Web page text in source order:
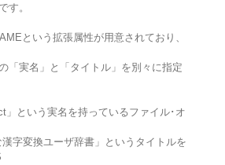
す。
という拡張属性が用意されており、
「実名」と「タイトル」を別々に指定
」という実名を持っているファイル･オ
漢字変換ユーザ辞書」というタイトルを